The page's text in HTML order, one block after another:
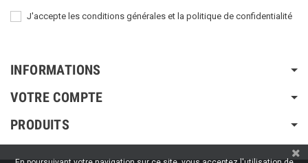
J'accepte les conditions générales et la politique de confidentialité
INFORMATIONS
VOTRE COMPTE
PRODUITS